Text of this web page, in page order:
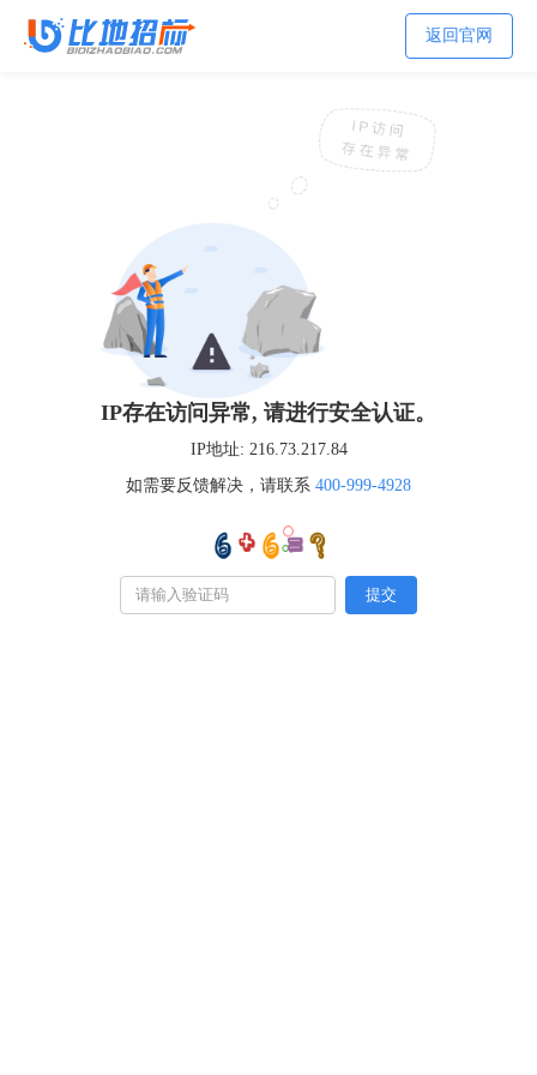
返回官网
IP存在访问异常, 请进行安全认证。
IP地址: 216.73.217.84
如需要反馈解决，请联系 400-999-4928